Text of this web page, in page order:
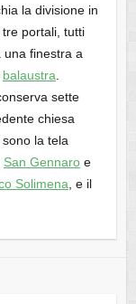
la divisione in
portali, tutti
finestra a
balaustra
sette
chiesa
la tela
San Gennaroe
Solimena , e il